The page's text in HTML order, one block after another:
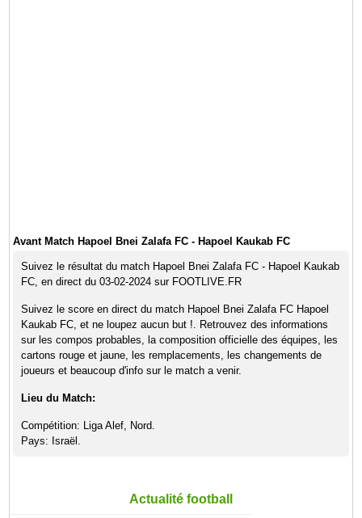
Avant Match Hapoel Bnei Zalafa FC - Hapoel Kaukab FC
Suivez le résultat du match Hapoel Bnei Zalafa FC - Hapoel Kaukab
FC, en direct du 03-02-2024 sur FOOTLIVE.FR
Suivez le score en direct du match Hapoel Bnei Zalafa FC Hapoel
Kaukab FC, et ne loupez aucun but !. Retrouvez des informations
sur les compos probables, la composition officielle des équipes, les
cartons rouge et jaune, les remplacements, les changements de
joueurs et beaucoup d'info sur le match a venir.
Lieu du Match:
Compétition: Liga Alef, Nord.
Pays: Israël.
Actualité football